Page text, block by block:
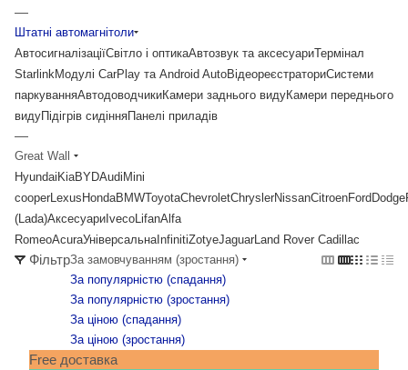
—
Штатні автомагнітоли
АвтосигналізаціїСвітло і оптикаАвтозвук та аксесуариТермінал
StarlinkМодулі CarPlay та Android AutoВідеореєстраториСистеми
паркуванняАвтодоводчикиКамери заднього видуКамери переднього
видуПідігрів сидінняПанелі приладів
—
Great Wall
Hyundai KiaBYDAudi Mini
cooperLexus HondaBMWToyotaChevroletChryslerNissanCitroenFord Dodge
(Lada)Аксесуари IvecoLifanAlfa
RomeoAcuraУніверсальнаInfinitiZotyeJaguarLand Rover Cadillac
ФільтрЗа замовчуванням (зростання)
За популярністю (cпадання)
За популярністю (зростання)
За ціною (cпадання)
За ціною (зростання)
Free доставка